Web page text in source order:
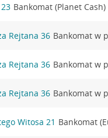
Bankomat (Planet Cash)
Rejtana 36 Bankomat w
Rejtana 36 Bankomat w
Rejtana 36 Bankomat w
Witosa 21 Bankomat